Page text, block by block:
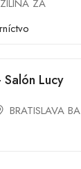
ZILINA ZA
Lucy
BRATISLAVA BA